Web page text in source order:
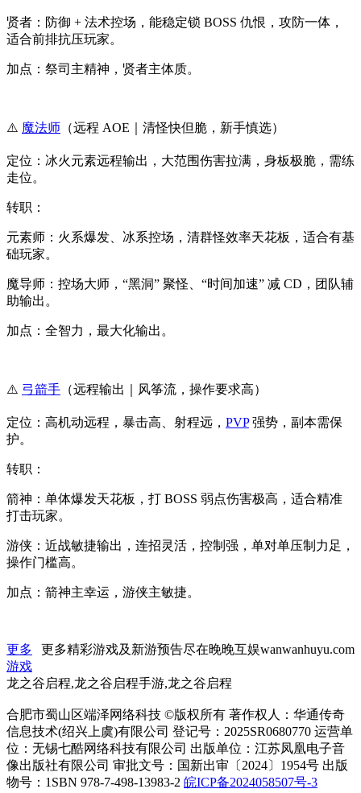
贤者：防御 + 法术控场，能稳定锁 BOSS 仇恨，攻防一体，
适合前排抗压玩家。
加点：祭司主精神，贤者主体质。
⚠️ 魔法师 （远程 AOE｜清怪快但脆，新手慎选）
定位：冰火元素远程输出，大范围伤害拉满，身板极脆，需练
走位。
转职：
元素师：火系爆发、冰系控场，清群怪效率天花板，适合有基
础玩家。
魔导师：控场大师，“黑洞” 聚怪、“时间加速” 减 CD，团队辅
助输出。
加点：全智力，最大化输出。
⚠️ 弓箭手 （远程输出｜风筝流，操作要求高）
定位：高机动远程，暴击高、射程远， PVP强势，副本需保
护。
转职：
箭神：单体爆发天花板，打 BOSS 弱点伤害极高，适合精准
打击玩家。
游侠：近战敏捷输出，连招灵活，控制强，单对单压制力足，
操作门槛高。
加点：箭神主幸运，游侠主敏捷。
更多精彩游戏及新游预告尽在晚晚互娱wanwanhuyu.com
更多
游戏
龙之谷启程,龙之谷启程手游,龙之谷启程
合肥市蜀山区端泽网络科技 ©版权所有 著作权人：华通传奇
信息技术(绍兴上虞)有限公司 登记号：2025SR0680770 运营单
位：无锡七酷网络科技有限公司 出版单位：江苏凤凰电子音
像出版社有限公司 审批文号：国新出审〔2024〕1954号 出版
物号：1SBN 978-7-498-13983-2 皖ICP备2024058507号-3